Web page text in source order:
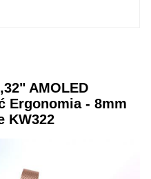
AMOLED
Ergonomia - 8mm
KW322